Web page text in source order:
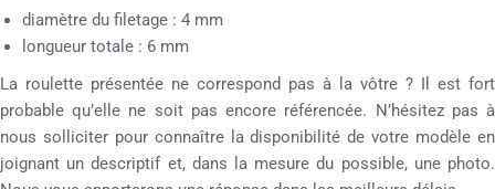
diamètre du filetage : 4 mm
longueur totale : 6 mm
La roulette présentée ne correspond pas à la vôtre ? Il est fort
probable qu’elle ne soit pas encore référencée. N’hésitez pas à
nous solliciter pour connaître la disponibilité de votre modèle en
joignant un descriptif et, dans la mesure du possible, une photo.